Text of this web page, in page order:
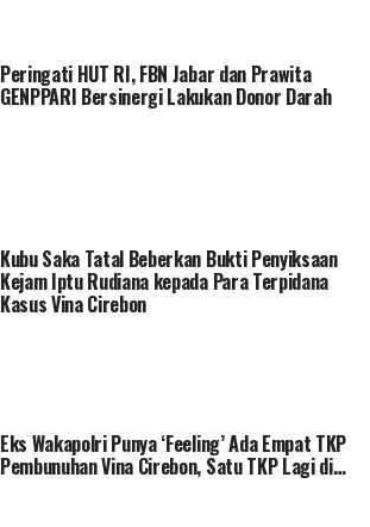
Peringati HUT RI, FBN Jabar dan Prawita
GENPPARI Bersinergi Lakukan Donor Darah
Kubu Saka Tatal Beberkan Bukti Penyiksaan
Kejam Iptu Rudiana kepada Para Terpidana
Kasus Vina Cirebon
Eks Wakapolri Punya ‘Feeling’ Ada Empat TKP
Pembunuhan Vina Cirebon, Satu TKP Lagi di…